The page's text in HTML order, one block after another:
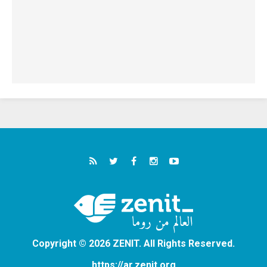
Copyright © 2026 ZENIT. All Rights Reserved.